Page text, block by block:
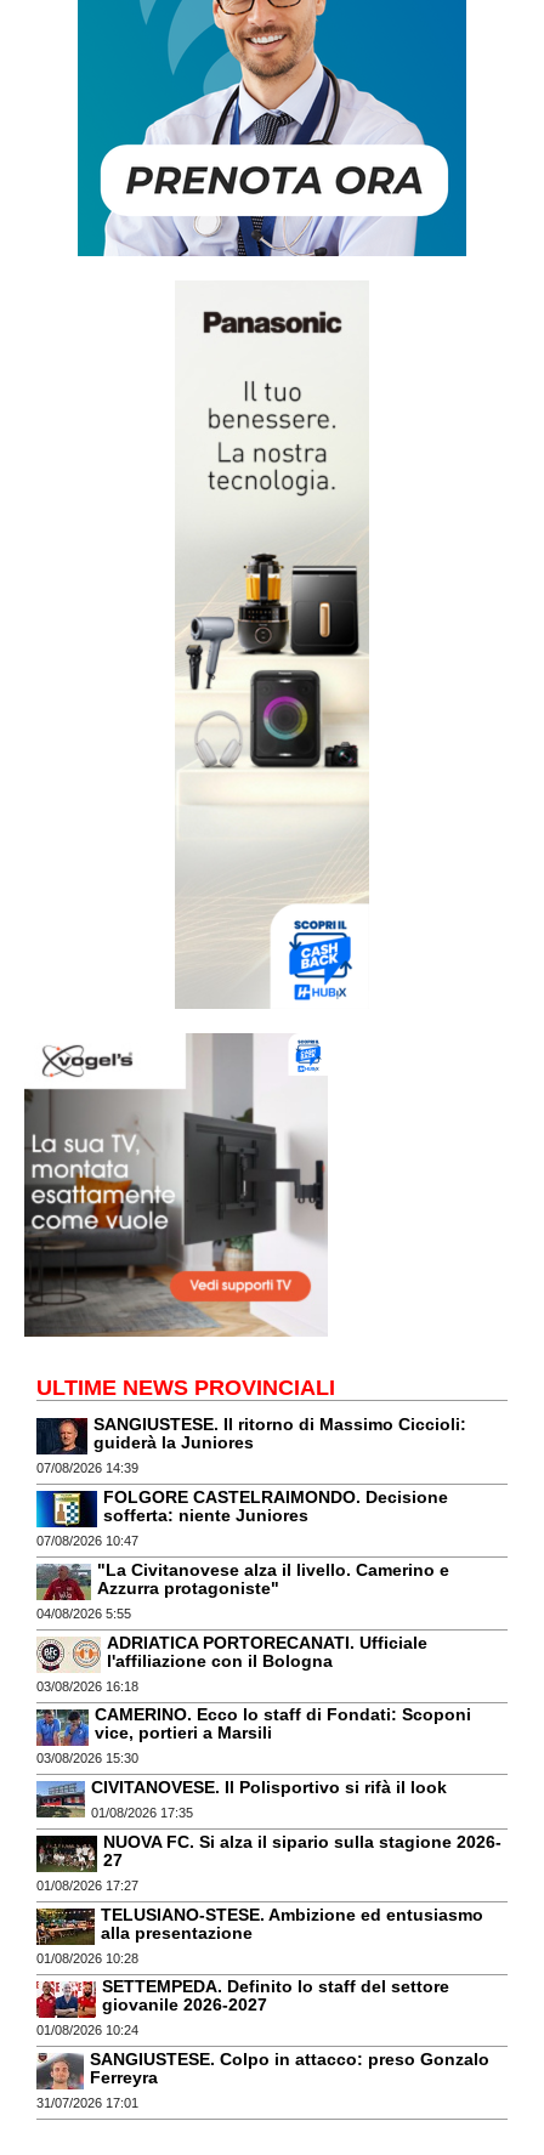
ULTIME NEWS PROVINCIALI
SANGIUSTESE. Il ritorno di Massimo Ciccioli:
guiderà la Juniores
07/08/2026 14:39
FOLGORE CASTELRAIMONDO. Decisione
sofferta: niente Juniores
07/08/2026 10:47
"La Civitanovese alza il livello. Camerino e
Azzurra protagoniste"
04/08/2026 5:55
ADRIATICA PORTORECANATI. Ufficiale
l'affiliazione con il Bologna
03/08/2026 16:18
CAMERINO. Ecco lo staff di Fondati: Scoponi
vice, portieri a Marsili
03/08/2026 15:30
CIVITANOVESE. Il Polisportivo si rifà il look
01/08/2026 17:35
NUOVA FC. Si alza il sipario sulla stagione 2026-
27
01/08/2026 17:27
TELUSIANO-STESE. Ambizione ed entusiasmo
alla presentazione
01/08/2026 10:28
SETTEMPEDA. Definito lo staff del settore
giovanile 2026-2027
01/08/2026 10:24
SANGIUSTESE. Colpo in attacco: preso Gonzalo
Ferreyra
31/07/2026 17:01